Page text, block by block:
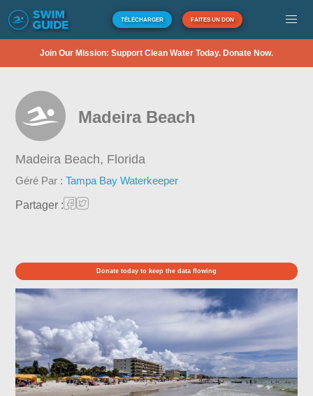
TÉLÉCHARGER FAITES UN DON
Join Our Mission: Support Clean Water Today. Donate Now.
Madeira Beach
Madeira Beach, Florida
Géré Par :Tampa Bay Waterkeeper
Partager :
Donate today to keep the data flowing